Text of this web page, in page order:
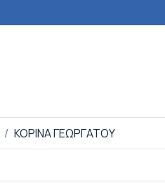
ΚΟΡΙΝΑ ΓΕΩΡΓΑΤΟΥ